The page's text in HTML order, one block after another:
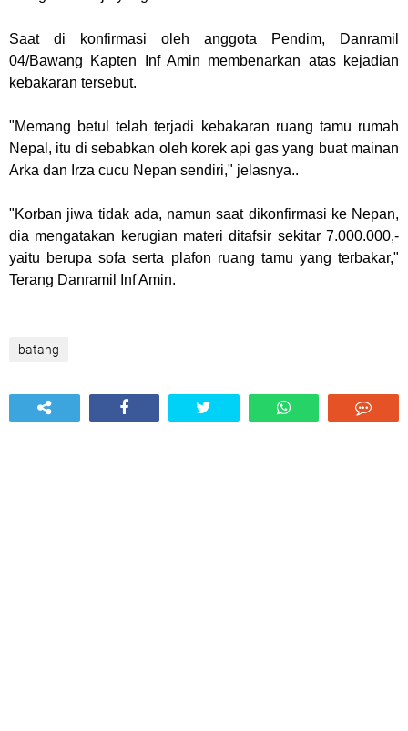
Saat di konfirmasi oleh anggota Pendim, Danramil
04/Bawang Kapten Inf Amin membenarkan atas kejadian
kebakaran tersebut.
"Memang betul telah terjadi kebakaran ruang tamu rumah
Nepal, itu di sebabkan oleh korek api gas yang buat mainan
Arka dan Irza cucu Nepan sendiri," jelasnya..
"Korban jiwa tidak ada, namun saat dikonfirmasi ke Nepan,
dia mengatakan kerugian materi ditafsir sekitar 7.000.000,-
yaitu berupa sofa serta plafon ruang tamu yang terbakar,"
Terang Danramil Inf Amin.
batang